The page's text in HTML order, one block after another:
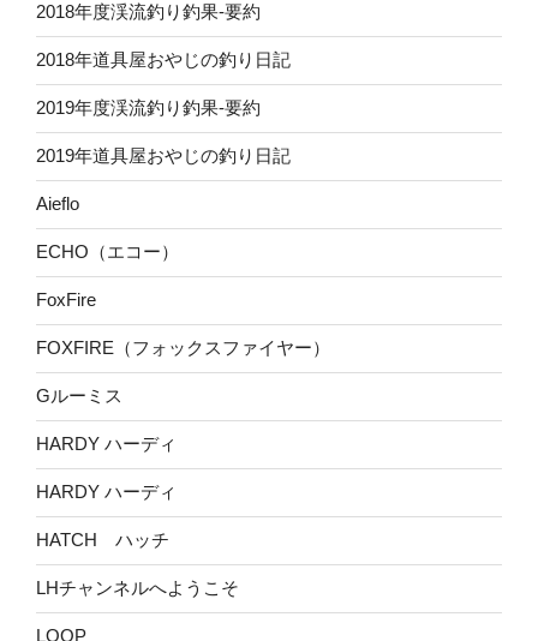
2018年度渓流釣り釣果-要約
2018年道具屋おやじの釣り日記
2019年度渓流釣り釣果-要約
2019年道具屋おやじの釣り日記
Aieflo
ECHO（エコー）
FoxFire
FOXFIRE（フォックスファイヤー）
Gルーミス
HARDY ハーディ
HARDY ハーディ
HATCH ハッチ
LHチャンネルへようこそ
LOOP